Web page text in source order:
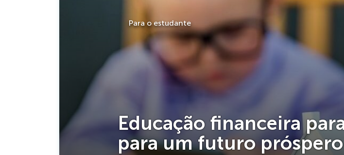
Para o estudante
Educação financeira
para um futuro próspero